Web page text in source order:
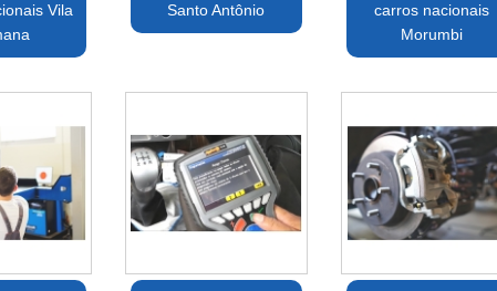
Vila
Santo Antônio
carros nacionais
Morumbi